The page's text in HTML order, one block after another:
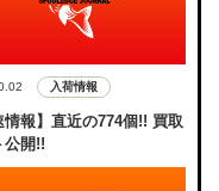
入荷情報
情報】直近の774個!! 買取
公開!!